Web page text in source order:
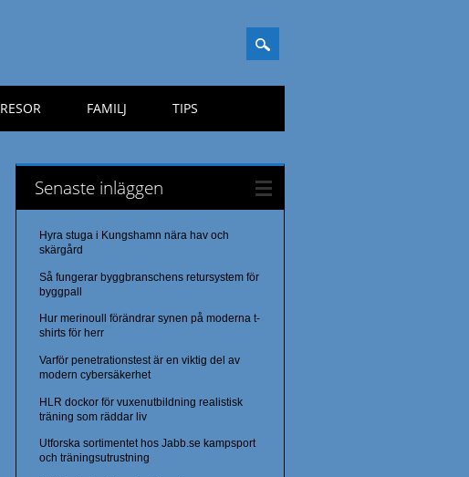
RESOR FAMILJ TIPS
Senaste inläggen
Hyra stuga i Kungshamn nära hav och
skärgård
Så fungerar byggbranschens retursystem för
byggpall
Hur merinoull förändrar synen på moderna t-
shirts för herr
Varför penetrationstest är en viktig del av
modern cybersäkerhet
HLR dockor för vuxenutbildning realistisk
träning som räddar liv
Utforska sortimentet hos Jabb.se kampsport
och träningsutrustning